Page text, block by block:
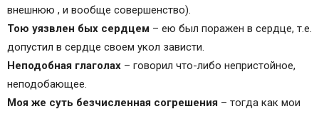
внешнюю , и вообще совершенство).
Тою уязвлен бых сердцем – ею был поражен в сердце, т.е.
допустил в сердце своем укол зависти.
Неподобная глаголах – говорил что-либо непристойное,
неподобающее.
Моя же суть безчисленная согрешения – тогда как мои